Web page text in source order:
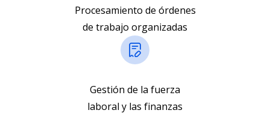
Procesamiento de órdenes
de trabajo organizadas
Gestión de la fuerza
laboral y las finanzas